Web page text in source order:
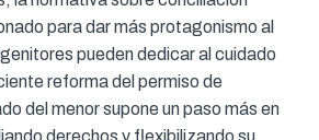
para dar más protagonismo al
pueden dedicar al cuidado
reforma del permiso de
del menor supone un paso más en
derechos y flexibilizando su